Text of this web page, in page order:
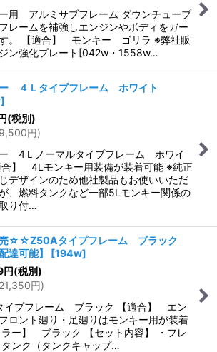
用 アルミサブフレーム ダウンチューブ
レームを補強しエンジンやボディをガー
す。 【適合】 モンキー ゴリラ ※弊社販
ン強化プレート[042w・1558w…
４Ｌタイプフレーム ホワイト
]
(税別)
9,500円)
4Ｌノーマルタイプフレーム ホワイ
合】 4Lモンキー用装備が装着可能 ※純正
デザインのため他社製品もお使いいただ
、燃料タンクなど一部5Lモンキー関係の
り付…
☆☆Z50Aタイプフレーム ブラック
達可能】
[194w]
円(税別)
21,350円)
イプフレーム ブラック 【適合】 エン
ロント廻り・足廻りはモンキー用が装着
ー】 ブラック 【セット内容】 ・フレ
ンク（タンクキャップ…